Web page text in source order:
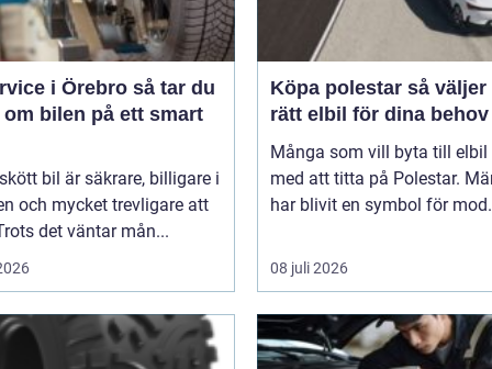
i Örebro så tar du
om bilen på ett smart
bil är säkrare, billigare i
och mycket trevligare att
det väntar mån...
Köpa polestar så väljer du
rätt elbil för dina behov
Många som vill byta till elbil
med att titta på Polestar.
har blivit en symbol för
08 juli 2026